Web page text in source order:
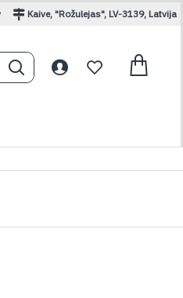
Kaive, "Rožulejas", LV-3139, Latvija